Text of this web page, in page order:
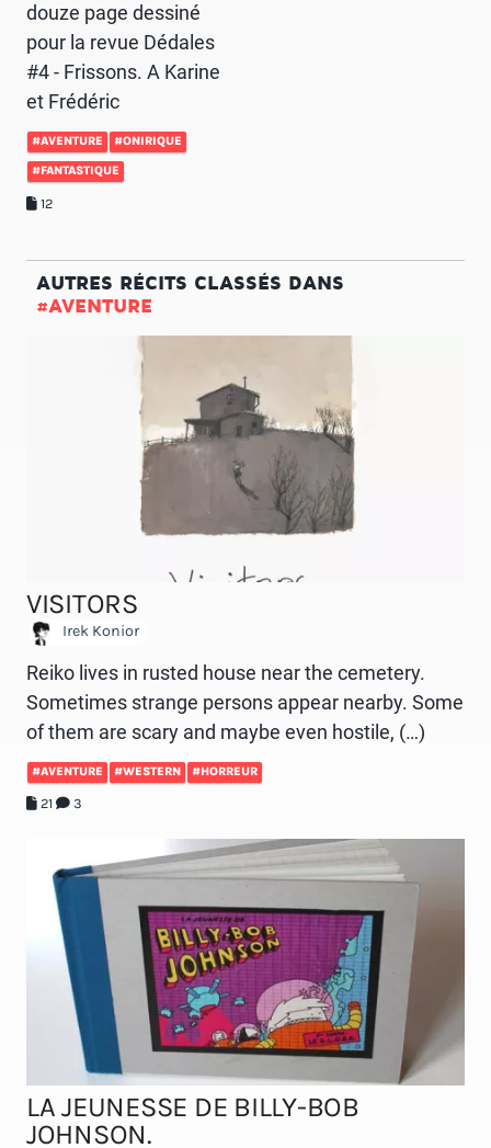
douze page dessiné
pour la revue Dédales
#4 - Frissons. A Karine
et Frédéric
#AVENTURE #ONIRIQUE
#FANTASTIQUE
12
AUTRES RÉCITS CLASSÉS DANS
#AVENTURE
VISITORS
Irek Konior
Reiko lives in rusted house near the cemetery.
Sometimes strange persons appear nearby. Some
of them are scary and maybe even hostile, (…)
#AVENTURE #WESTERN #HORREUR
21 3
LA JEUNESSE DE BILLY-BOB
JOHNSON.